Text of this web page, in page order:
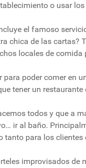
o usar
el famoso
chica de las cartas?
locales de comida
poder comer en
tener un
todos y que a
ir al baño.
para los
improvisados de